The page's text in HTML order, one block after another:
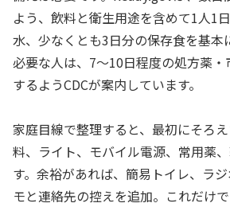
よう、飲料と衛生用途を含めて1人1
水、少なくとも3日分の保存食を基本
必要な人は、7〜10日程度の処方薬
するようCDCが案内しています。
家庭目線で整理すると、最初にそろ
料、ライト、モバイル電源、常用薬
す。余裕があれば、簡易トイレ、ラ
モと連絡先の控えを追加。これだけで